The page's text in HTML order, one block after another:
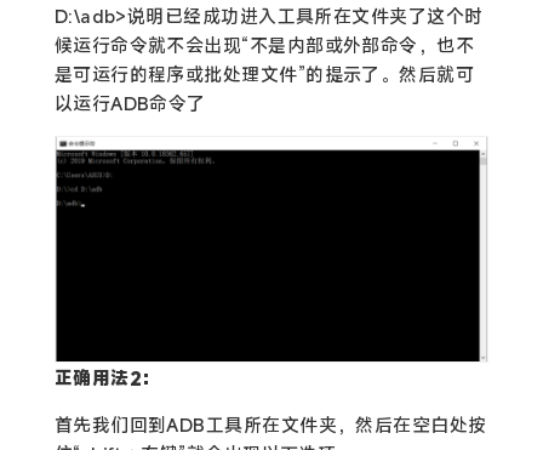
D:\adb>说明已经成功进入工具所在文件夹了这个时
候运行命令就不会出现“不是内部或外部命令，也不
是可运行的程序或批处理文件”的提示了。然后就可
以运行ADB命令了
正确用法2：
首先我们回到ADB工具所在文件夹，然后在空白处按